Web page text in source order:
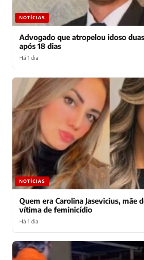
NOTÍCIAS
Advogado que atropelou idoso
após 18 dias
Há 1 dia
NOTÍCIAS
Quem era Carolina Jasevicius, mãe
vítima de feminicídio
Há 1 dia